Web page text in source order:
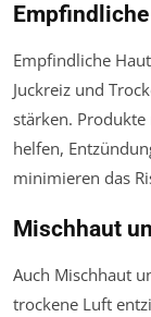
Empfindliche
Juckreiz und
stärken.
helfen,
minimieren das
Mischhaut
Auch Mischhaut
trockene Luft